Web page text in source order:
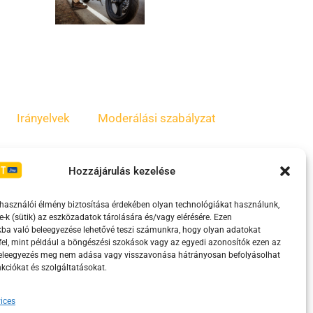
Hozzájárulás kezelése
élmény biztosítása érdekében olyan technológiákat használunk,
k (sütik) az eszközadatok tárolására és/vagy elérésére. Ezen
való beleegyezése lehetővé teszi számunkra, hogy olyan adatokat
mint például a böngészési szokások vagy az egyedi azonosítók ezen az
meg nem adása vagy visszavonása hátrányosan befolyásolhat
és szolgáltatásokat.
Irányelvek Moderálási szabályzat
támogatja.